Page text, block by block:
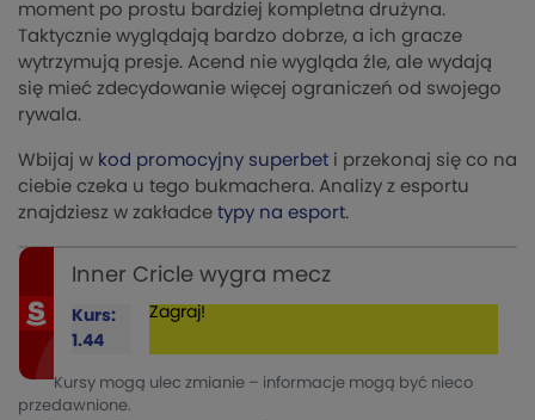
moment po prostu bardziej kompletna drużyna.
Taktycznie wyglądają bardzo dobrze, a ich gracze
wytrzymują presje. Acend nie wygląda źle, ale wydają
się mieć zdecydowanie więcej ograniczeń od swojego
rywala.
Wbijaj w kod promocyjny superbet i przekonaj się co na
ciebie czeka u tego bukmachera. Analizy z esportu
znajdziesz w zakładce typy na esport.
Inner Cricle wygra mecz
Kurs:
1.44
Zagraj!
Kursy mogą ulec zmianie – informacje mogą być nieco
przedawnione.